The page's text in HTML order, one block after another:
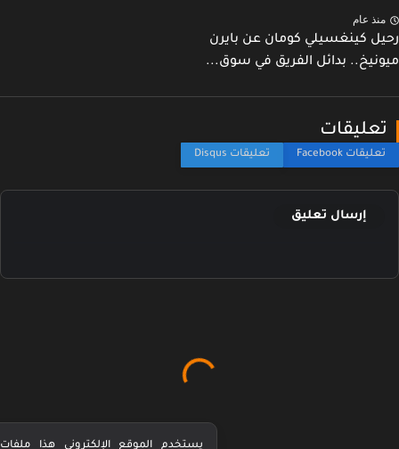
عام
كينغسيلي كومان عن بايرن
بدائل الفريق في سوق...
إرسال تعليق
يستخدم الموقع الإلكتروني هذا ملفات